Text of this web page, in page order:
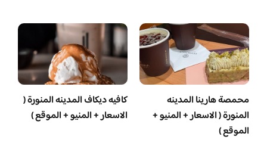
محمصة هارينا المدينه
المنورة ( الاسعار + المنيو +
الموقع )
كافيه ديكاف المدينه المنورة (
الاسعار + المنيو + الموقع )